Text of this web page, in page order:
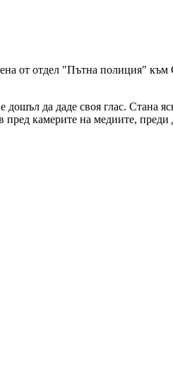
от отдел "Пътна полиция"
да даде своя глас. Стана
камерите на медиите, преди